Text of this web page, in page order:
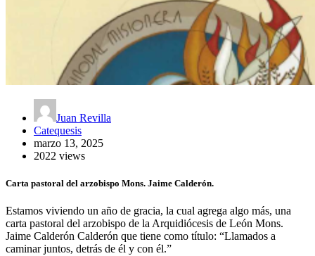
Juan Revilla
Catequesis
marzo 13, 2025
2022 views
Carta pastoral del arzobispo Mons. Jaime Calderón.
Estamos viviendo un año de gracia, la cual agrega algo más, una
carta pastoral del arzobispo de la Arquidiócesis de León Mons.
Jaime Calderón Calderón que tiene como título: “Llamados a
caminar juntos, detrás de él y con él.”